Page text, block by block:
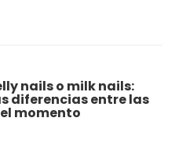
nails o milk nails:
diferencias entre las
momento